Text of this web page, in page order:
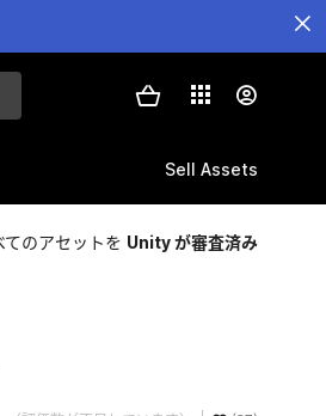
Sell Assets
てのアセットを Unity が審査済み